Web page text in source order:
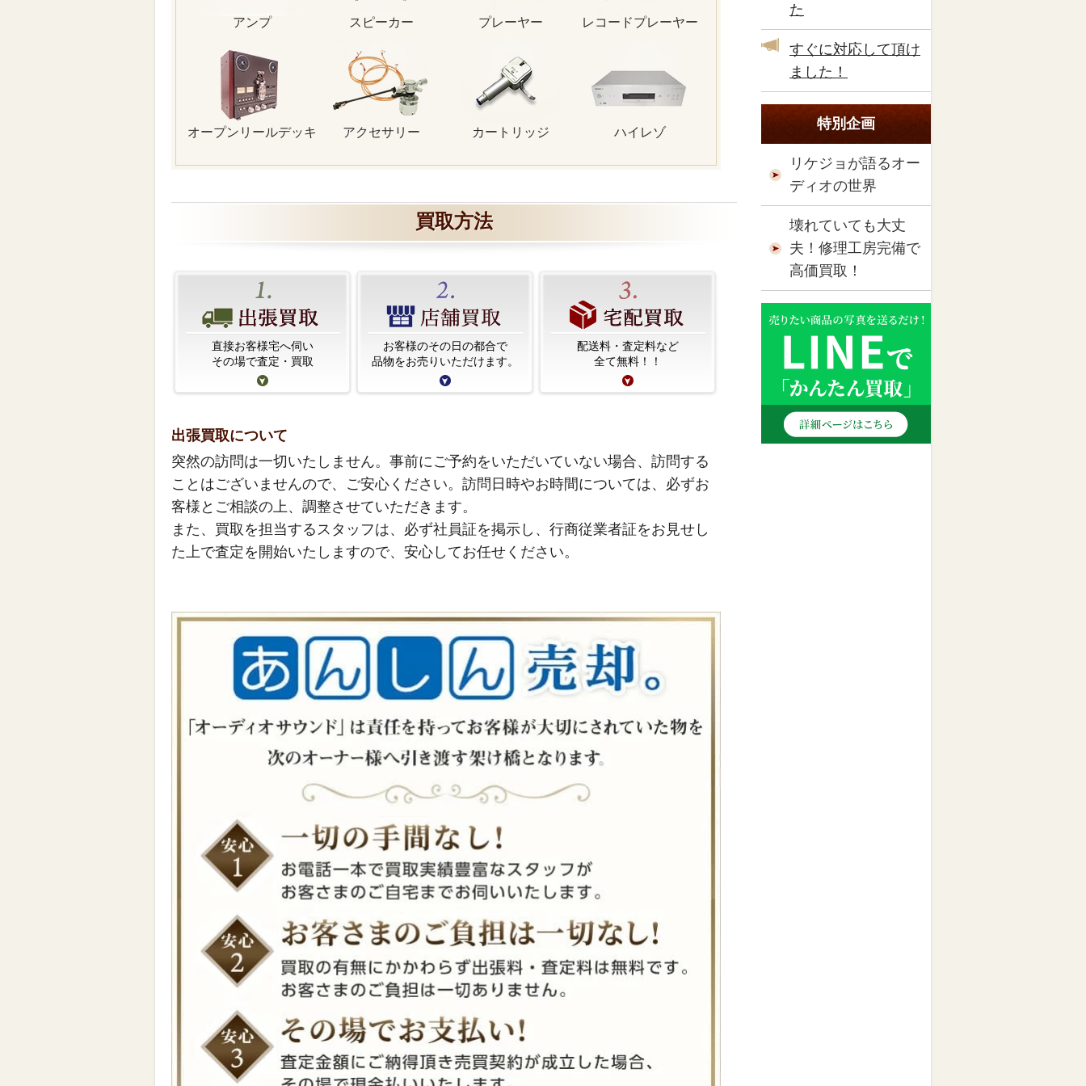
アンプ スピーカー プレーヤー レコードプレーヤー
オープンリールデッキ アクセサリー カートリッジ ハイレゾ
買取方法
直接お客様宅へ伺い
その場で査定・買取
お客様のその日の都合で
品物をお売りいただけます。
配送料・査定料など
全て無料！！
出張買取について
突然の訪問は一切いたしません。事前にご予約をいただいていない場合、訪問する
ことはございませんので、ご安心ください。訪問日時やお時間については、必ずお
客様とご相談の上、調整させていただきます。
また、買取を担当するスタッフは、必ず社員証を掲示し、行商従業者証をお見せし
た上で査定を開始いたしますので、安心してお任せください。
た
すぐに対応して頂け
ました！
特別企画
リケジョが語るオー
ディオの世界
壊れていても大丈
夫！修理工房完備で
高価買取！